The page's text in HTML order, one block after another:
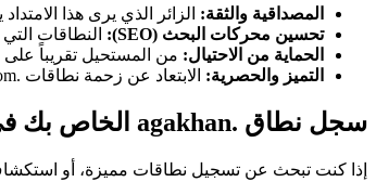
المصداقية والثقة: الزائر الذي يرى هذا
تحسين محركات البحث (SEO):
النطاقات
الحماية من الاحتيال: من المستحيل تقريباً على
التميز والحصرية: الابتعاد عن زحمة نطاقات .com التقليدية وامتلاك عنوان ويب قصير، معبر، وسهل التذكر.
سجل نطاق .agakhan الخاص بك في Namefi
إذا كنت تبحث عن تسجيل نطاقات مميزة، أو